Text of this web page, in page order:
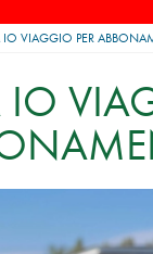
IO VIAGGIO PER
IO